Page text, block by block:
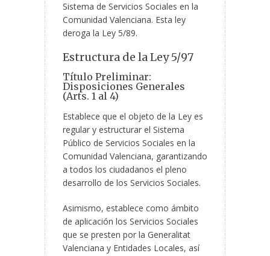
Sistema de Servicios Sociales en la
Comunidad Valenciana. Esta ley
deroga la Ley 5/89.
Estructura de la Ley 5/97
Título Preliminar:
Disposiciones Generales
(Arts. 1 al 4)
Establece que el objeto de la Ley es
regular y estructurar el Sistema
Público de Servicios Sociales en la
Comunidad Valenciana, garantizando
a todos los ciudadanos el pleno
desarrollo de los Servicios Sociales.
Asimismo, establece como ámbito
de aplicación los Servicios Sociales
que se presten por la Generalitat
Valenciana y Entidades Locales, así